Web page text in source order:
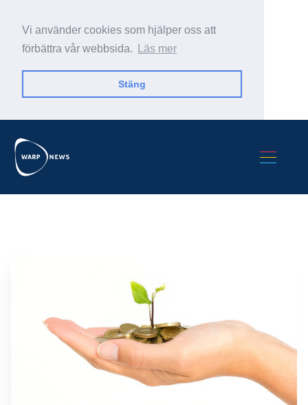
Vi använder cookies som hjälper oss att
förbättra vår webbsida.
Läs mer
Stäng